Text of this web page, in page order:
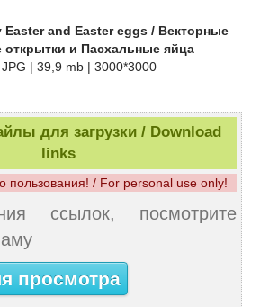
Easter and Easter eggs / Векторные
открытки и Пасхальные яйца
JPG | 39,9 mb | 3000*3000
для загрузки / Download
links
пользования! / For personal use only!
ссылок, посмотрите
просмотра